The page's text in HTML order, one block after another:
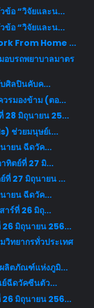
ข้อ “วิจัยและน...
ข้อ “วิจัยและน...
From Home​ ...
บรถพยาบาลมาตร
ศิลปินคับค...
วรมองข้าม (ตอ...
28 มิถุนายน 25...
ช่วยมนุษย์เ...
ายน ฉีดวัค...
ทิตย์ที่ 27 มิ...
ที่ 27 มิถุนายน ...
ายน ฉีดวัค...
าร์ที่ 26 มิถุ...
มิถุนายน 256...
ทยากรทั่วประเทศ
ลิตภัณฑ์แห่งภูมิ...
ย์ฉีดวัคซีนตัว...
มิถุนายน 256...